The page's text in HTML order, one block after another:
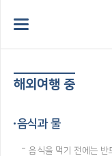
해외여행 중
음식과 물
음식을 먹기 전에는 반